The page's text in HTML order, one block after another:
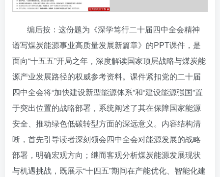
编后按：这份题为《深学笃行二十届四中全会精神
谱写煤炭能源事业高质量发展新篇章》的PPT课件，是
面向“十五五”开局之年，深度解读国家顶层战略与煤炭能
源产业发展路径的权威参考资料。课件紧扣党的二十届
四中全会将“加快建设新型能源体系”和“建设能源强国”置
于突出位置的战略部署，系统阐述了其在保障国家能源
安全、推动绿色低碳转型方面的深远意义。内容结构清
晰，首先引导读者深刻领会四中全会对能源发展的战略
部署，明确宏观方向；继而客观分析煤炭能源发展现状
与机遇挑战，既展示“十四五”期间在产能优化、智能化建